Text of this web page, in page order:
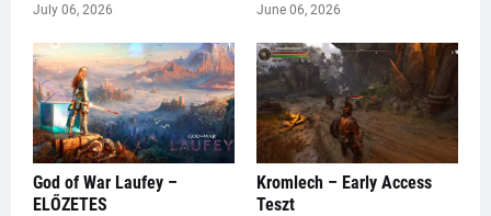
July 06, 2026 June 06, 2026
God of War Laufey –
ELŐZETES
Kromlech – Early Access
Teszt